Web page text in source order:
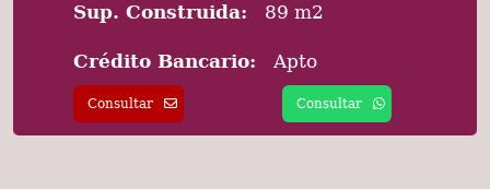
Sup. Construida: 89 m2
Crédito Bancario: Apto
Consultar Consultar